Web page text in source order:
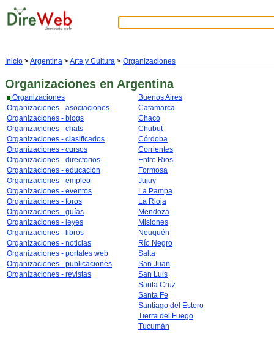
Inicio >Argentina >Arte y Cultura > Organizaciones
Organizaciones en Argentina
Organizaciones
Organizaciones - asociaciones
Organizaciones - blogs
Organizaciones - chats
Organizaciones - clasificados
Organizaciones - cursos
Organizaciones - directorios
Organizaciones - educación
Organizaciones - empleo
Organizaciones - eventos
Organizaciones - foros
Organizaciones - guías
Organizaciones - leyes
Organizaciones - libros
Organizaciones - noticias
Organizaciones - portales web
Organizaciones - publicaciones
Organizaciones - revistas
Buenos Aires
Catamarca
Chaco
Chubut
Córdoba
Corrientes
Entre Rios
Formosa
Jujuy
La Pampa
La Rioja
Mendoza
Misiones
Neuquén
Río Negro
Salta
San Juan
San Luis
Santa Cruz
Santa Fe
Santiago del Estero
Tierra del Fuego
Tucumán